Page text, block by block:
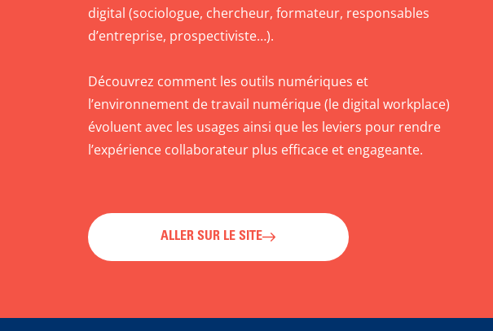
digital (sociologue, chercheur, formateur, responsables
d’entreprise, prospectiviste…).
Découvrez comment les outils numériques et
l’environnement de travail numérique (le digital workplace)
évoluent avec les usages ainsi que les leviers pour rendre
l’expérience collaborateur plus efficace et engageante.
ALLER SUR LE SITE